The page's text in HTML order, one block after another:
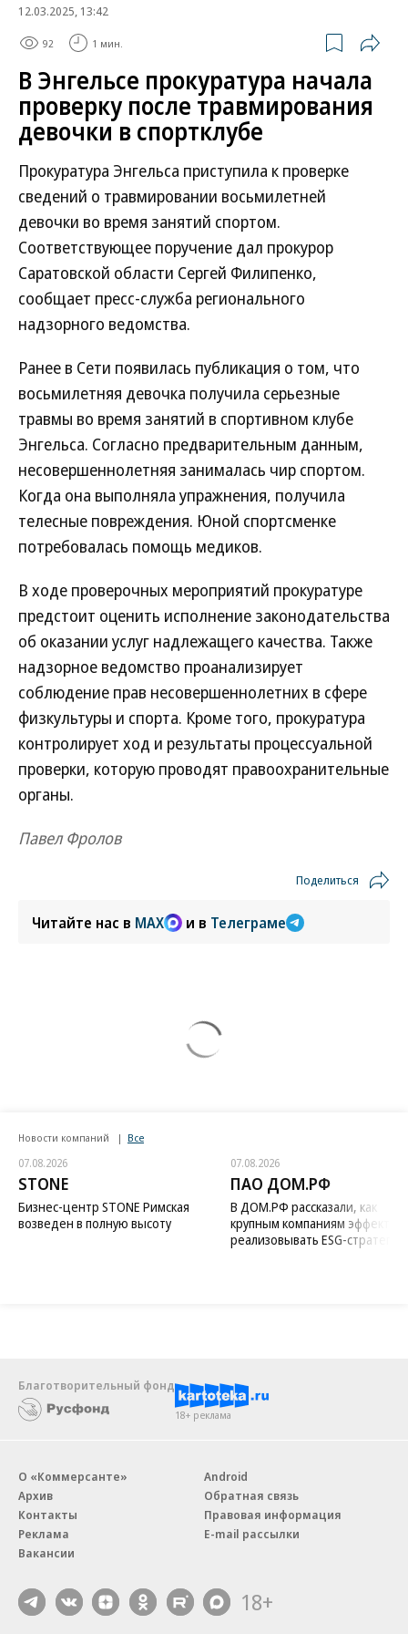
12.03.2025, 13:42
92 1 мин.
В Энгельсе прокуратура начала
проверку после травмирования
девочки в спортклубе
Прокуратура Энгельса приступила к проверке
сведений о травмировании восьмилетней
девочки во время занятий спортом.
Соответствующее поручение дал прокурор
Саратовской области Сергей Филипенко,
сообщает пресс-служба регионального
надзорного ведомства.
Ранее в Сети появилась публикация о том, что
восьмилетняя девочка получила серьезные
травмы во время занятий в спортивном клубе
Энгельса. Согласно предварительным данным,
несовершеннолетняя занималась чир спортом.
Когда она выполняла упражнения, получила
телесные повреждения. Юной спортсменке
потребовалась помощь медиков.
В ходе проверочных мероприятий прокуратуре
предстоит оценить исполнение законодательства
об оказании услуг надлежащего качества. Также
надзорное ведомство проанализирует
соблюдение прав несовершеннолетних в сфере
физкультуры и спорта. Кроме того, прокуратура
контролирует ход и результаты процессуальной
проверки, которую проводят правоохранительные
органы.
Павел Фролов
Поделиться
Читайте нас в MAX и в Телеграме
Новости компаний Все
07.08.2026
STONE
Бизнес-центр STONE Римская
возведен в полную высоту
07.08.2026
ПАО ДОМ.РФ
В ДОМ.РФ рассказали, как
крупным компаниям
реализовывать ESG-стратегию
Благотворительный фонд
18+ реклама
О «Коммерсанте»
Архив
Контакты
Реклама
Вакансии
Android
Обратная связь
Правовая информация
E-mail рассылки
18+